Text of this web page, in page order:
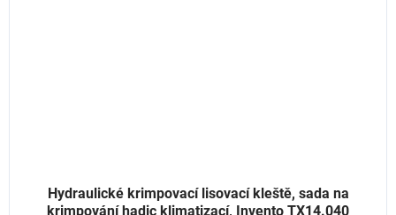
Hydraulické krimpovací lisovací kleště, sada na
krimpování hadic klimatizací, Invento TX14.040